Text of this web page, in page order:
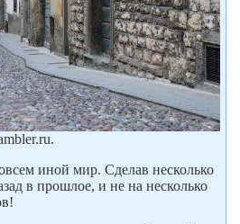
иной мир. Сделав несколько
в прошлое, и не на несколько